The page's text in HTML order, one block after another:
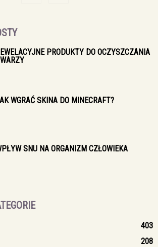
PRODUKTY DO OCZYSZCZANIA
WGRAĆ SKINA DO MINECRAFT?
SNU NA ORGANIZM CZŁOWIEKA
403
208